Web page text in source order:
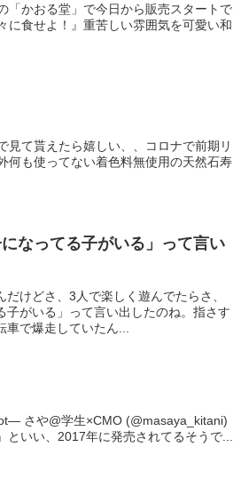
「かおる堂」で今日から販売スタートで
食せよ！』重苦しい雰囲気を可愛い和
て貰えたら嬉しい、、コロナで前期リ
何も使ってない着色料無使用の天然石寿
なってる子がいる」って言い
けどさ、3人で楽しく遊んでたらさ、
がいる」って言い出したのね。指さす
で爆走していたん...
さや@学生×CMO (@masaya_kitani)
いい、2017年に発売されてるそうで...